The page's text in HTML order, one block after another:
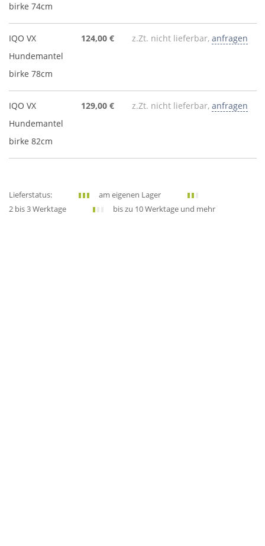
birke 74cm
IQO VX
Hundemantel
birke 78cm
124,00 € z.Zt. nicht lieferbar, anfragen
IQO VX
Hundemantel
birke 82cm
129,00 € z.Zt. nicht lieferbar, anfragen
Lieferstatus:
am eigenen Lager
2 bis 3 Werktage
bis zu 10 Werktage und mehr